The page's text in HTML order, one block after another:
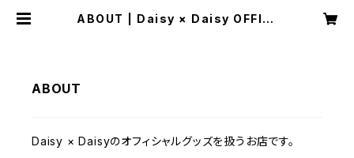
ABOUT | Daisy × Daisy OFFICI
ABOUT
Daisy × Daisyのオフィシャルグッズを扱うお店です。